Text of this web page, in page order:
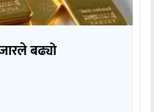
बढ्यो